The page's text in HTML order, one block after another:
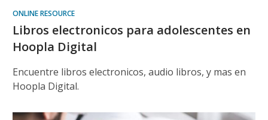
ONLINE RESOURCE
Libros electronicos para adolescentes en
Hoopla Digital
Encuentre libros electronicos, audio libros, y mas en
Hoopla Digital.